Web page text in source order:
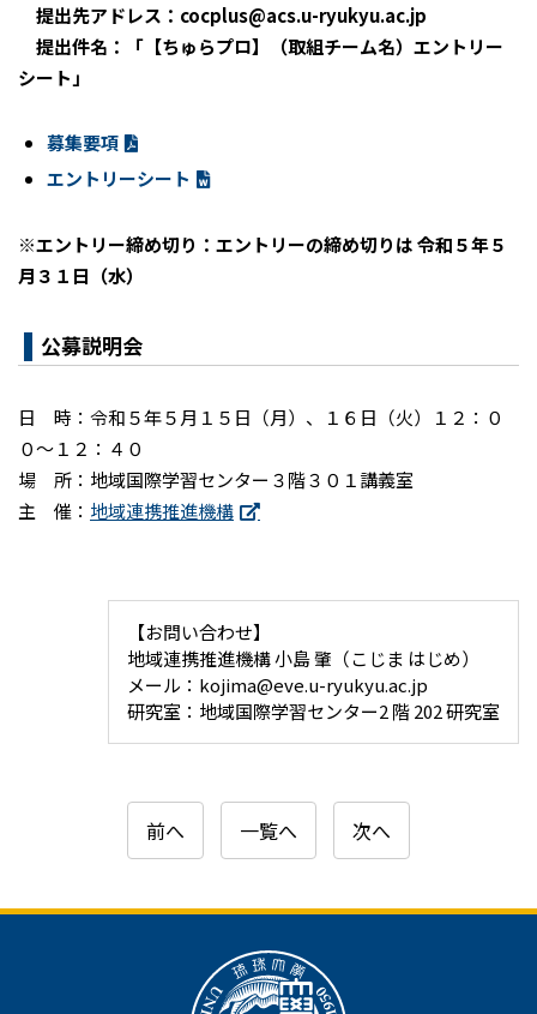
提出先アドレス：cocplus@acs.u-ryukyu.ac.jp
提出件名：「【ちゅらプロ】（取組チーム名）エントリー
シート」
募集要項
エントリーシート
※エントリー締め切り：エントリーの締め切りは 令和５年５
月３１日（水）
公募説明会
日 時：令和５年５月１５日（月）、１６日（火）１２：０
０～１２：４０
場 所：地域国際学習センター３階３０１講義室
主 催： 地域連携推進機構
【お問い合わせ】
地域連携推進機構 小島 肇（こじま はじめ）
メール：kojima@eve.u-ryukyu.ac.jp
研究室：地域国際学習センター2 階 202 研究室
前へ 一覧へ 次へ